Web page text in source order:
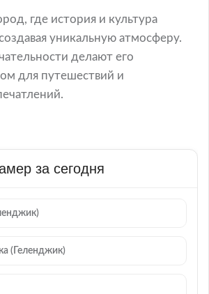
где история и культура
уникальную атмосферу.
делают его
для путешествий и
за сегодня
(Геленджик)